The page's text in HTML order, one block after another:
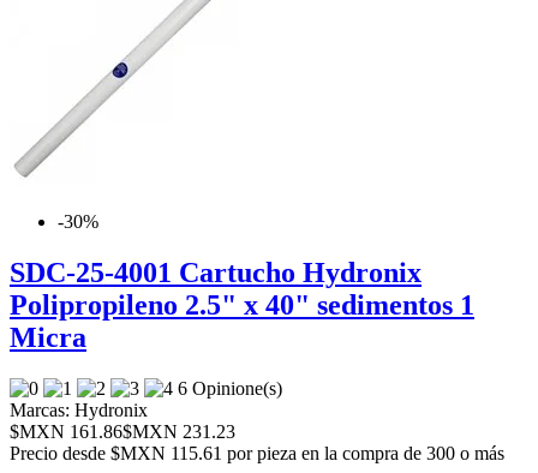
-30%
SDC-25-4001 Cartucho Hydronix
Polipropileno 2.5" x 40" sedimentos 1
Micra
6 Opinione(s)
Marcas: Hydronix
$MXN 161.86$MXN 231.23
Precio desde $MXN 115.61 por pieza en la compra de 300 o más